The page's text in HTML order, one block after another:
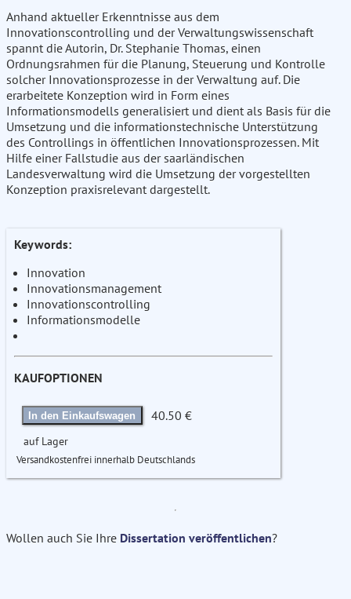
Anhand aktueller Erkenntnisse aus dem
Innovationscontrolling und der Verwaltungswissenschaft
spannt die Autorin, Dr. Stephanie Thomas, einen
Ordnungsrahmen für die Planung, Steuerung und Kontrolle
solcher Innovationsprozesse in der Verwaltung auf. Die
erarbeitete Konzeption wird in Form eines
Informationsmodells generalisiert und dient als Basis für die
Umsetzung und die informationstechnische Unterstützung
des Controllings in öffentlichen Innovationsprozessen. Mit
Hilfe einer Fallstudie aus der saarländischen
Landesverwaltung wird die Umsetzung der vorgestellten
Konzeption praxisrelevant dargestellt.
Keywords:
Innovation
Innovationsmanagement
Innovationscontrolling
Informationsmodelle
KAUFOPTIONEN
In den Einkaufswagen 40.50 €
auf Lager
Versandkostenfrei innerhalb Deutschlands
Wollen auch Sie Ihre Dissertation veröffentlichen?